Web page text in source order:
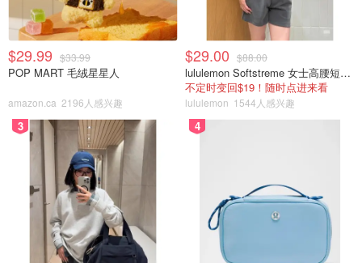
$29.99 $33.99
POP MART 毛绒星星人
amazon.ca 2196人感兴趣
$29.00 $88.00
lululemon Softstreme 女士高腰短裤 10cm
不定时变回$19！随时点进来看
lululemon 1544人感兴趣
3 4